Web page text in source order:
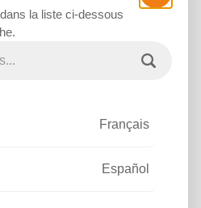
la lecture
la liste ci-dessous
Français
Español